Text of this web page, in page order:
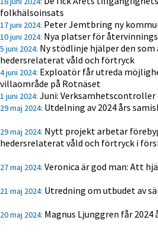
folkhälsoinsats
17 juni 2024: Peter Jemtbring ny
10 juni 2024: Nya platser för
5 juni 2024: Ny stödlinje hjälper den
hedersrelaterat våld och förtryck
4 juni 2024: Exploatör får utreda
villaområde på Rotnäset
1 juni 2024: Juni: Verksamhetscontroller
29 maj 2024: Utdelning av 2024 års
29 maj 2024: Nytt projekt arbetar
hedersrelaterat våld och förtryck i
27 maj 2024: Veronica är god man: Att
21 maj 2024: Utredning om utbudet av
20 maj 2024: Magnus Ljunggren får